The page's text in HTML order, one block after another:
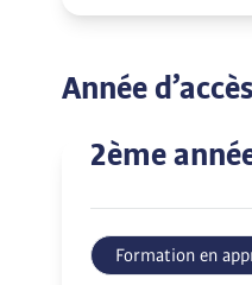
Année d’accès
2ème
Formation en